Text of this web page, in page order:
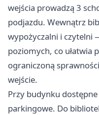
wejścia prowadzą 3
podjazdu. Wewnątrz
wypożyczalni i czytelni
poziomych, co ułatwia
ograniczoną
wejście.
Przy budynku
parkingowe. Do